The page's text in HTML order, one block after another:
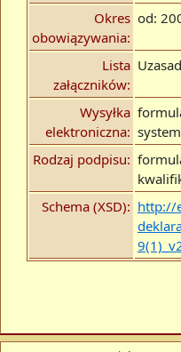
Okres
obowiązywania:
od:
Lista
załączników:
Wysyłka
elektroniczna:
Rodzaj podpisu:
Schema (XSD): http://